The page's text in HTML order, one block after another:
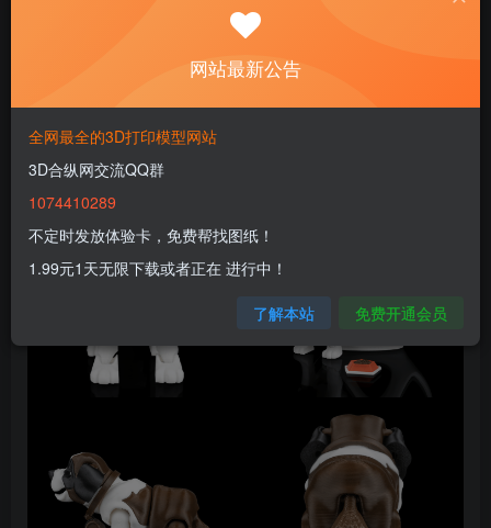
100
免费
网站最新公告
全网最全的3D打印模型网站
3D合纵网交流QQ群
1074410289
不定时发放体验卡，免费帮找图纸！
1.99元1天无限下载或者正在 进行中！
了解本站 免费开通会员